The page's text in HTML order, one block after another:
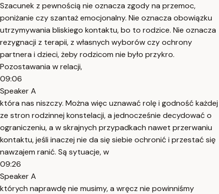
Szacunek z pewnością nie oznacza zgody na przemoc,
poniżanie czy szantaż emocjonalny. Nie oznacza obowiązku
utrzymywania bliskiego kontaktu, bo to rodzice. Nie oznacza
rezygnacji z terapii, z własnych wyborów czy ochrony
partnera i dzieci, żeby rodzicom nie było przykro.
Pozostawania w relacji,
09:06
Speaker A
która nas niszczy. Można więc uznawać rolę i godność każdej
ze stron rodzinnej konstelacji, a jednocześnie decydować o
ograniczeniu, a w skrajnych przypadkach nawet przerwaniu
kontaktu, jeśli inaczej nie da się siebie ochronić i przestać się
nawzajem ranić. Są sytuacje, w
09:26
Speaker A
których naprawdę nie musimy, a wręcz nie powinniśmy